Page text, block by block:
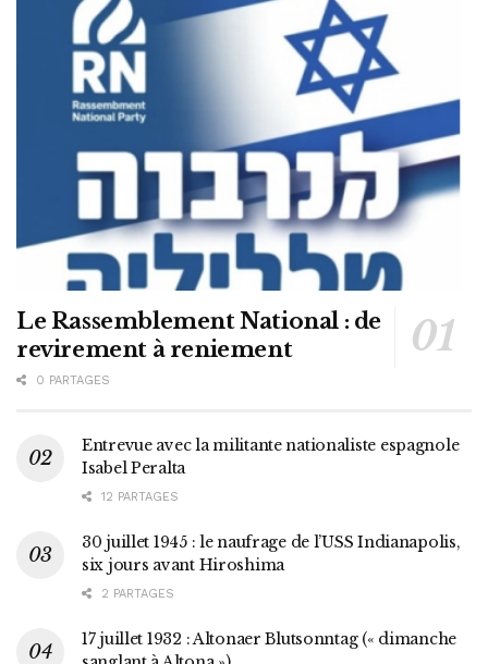
Le Rassemblement National : de
revirement à reniement
0 PARTAGES
Entrevue avec la militante nationaliste espagnole
Isabel Peralta
12 PARTAGES
30 juillet 1945 : le naufrage de l’USS Indianapolis,
six jours avant Hiroshima
2 PARTAGES
17 juillet 1932 : Altonaer Blutsonntag (« dimanche